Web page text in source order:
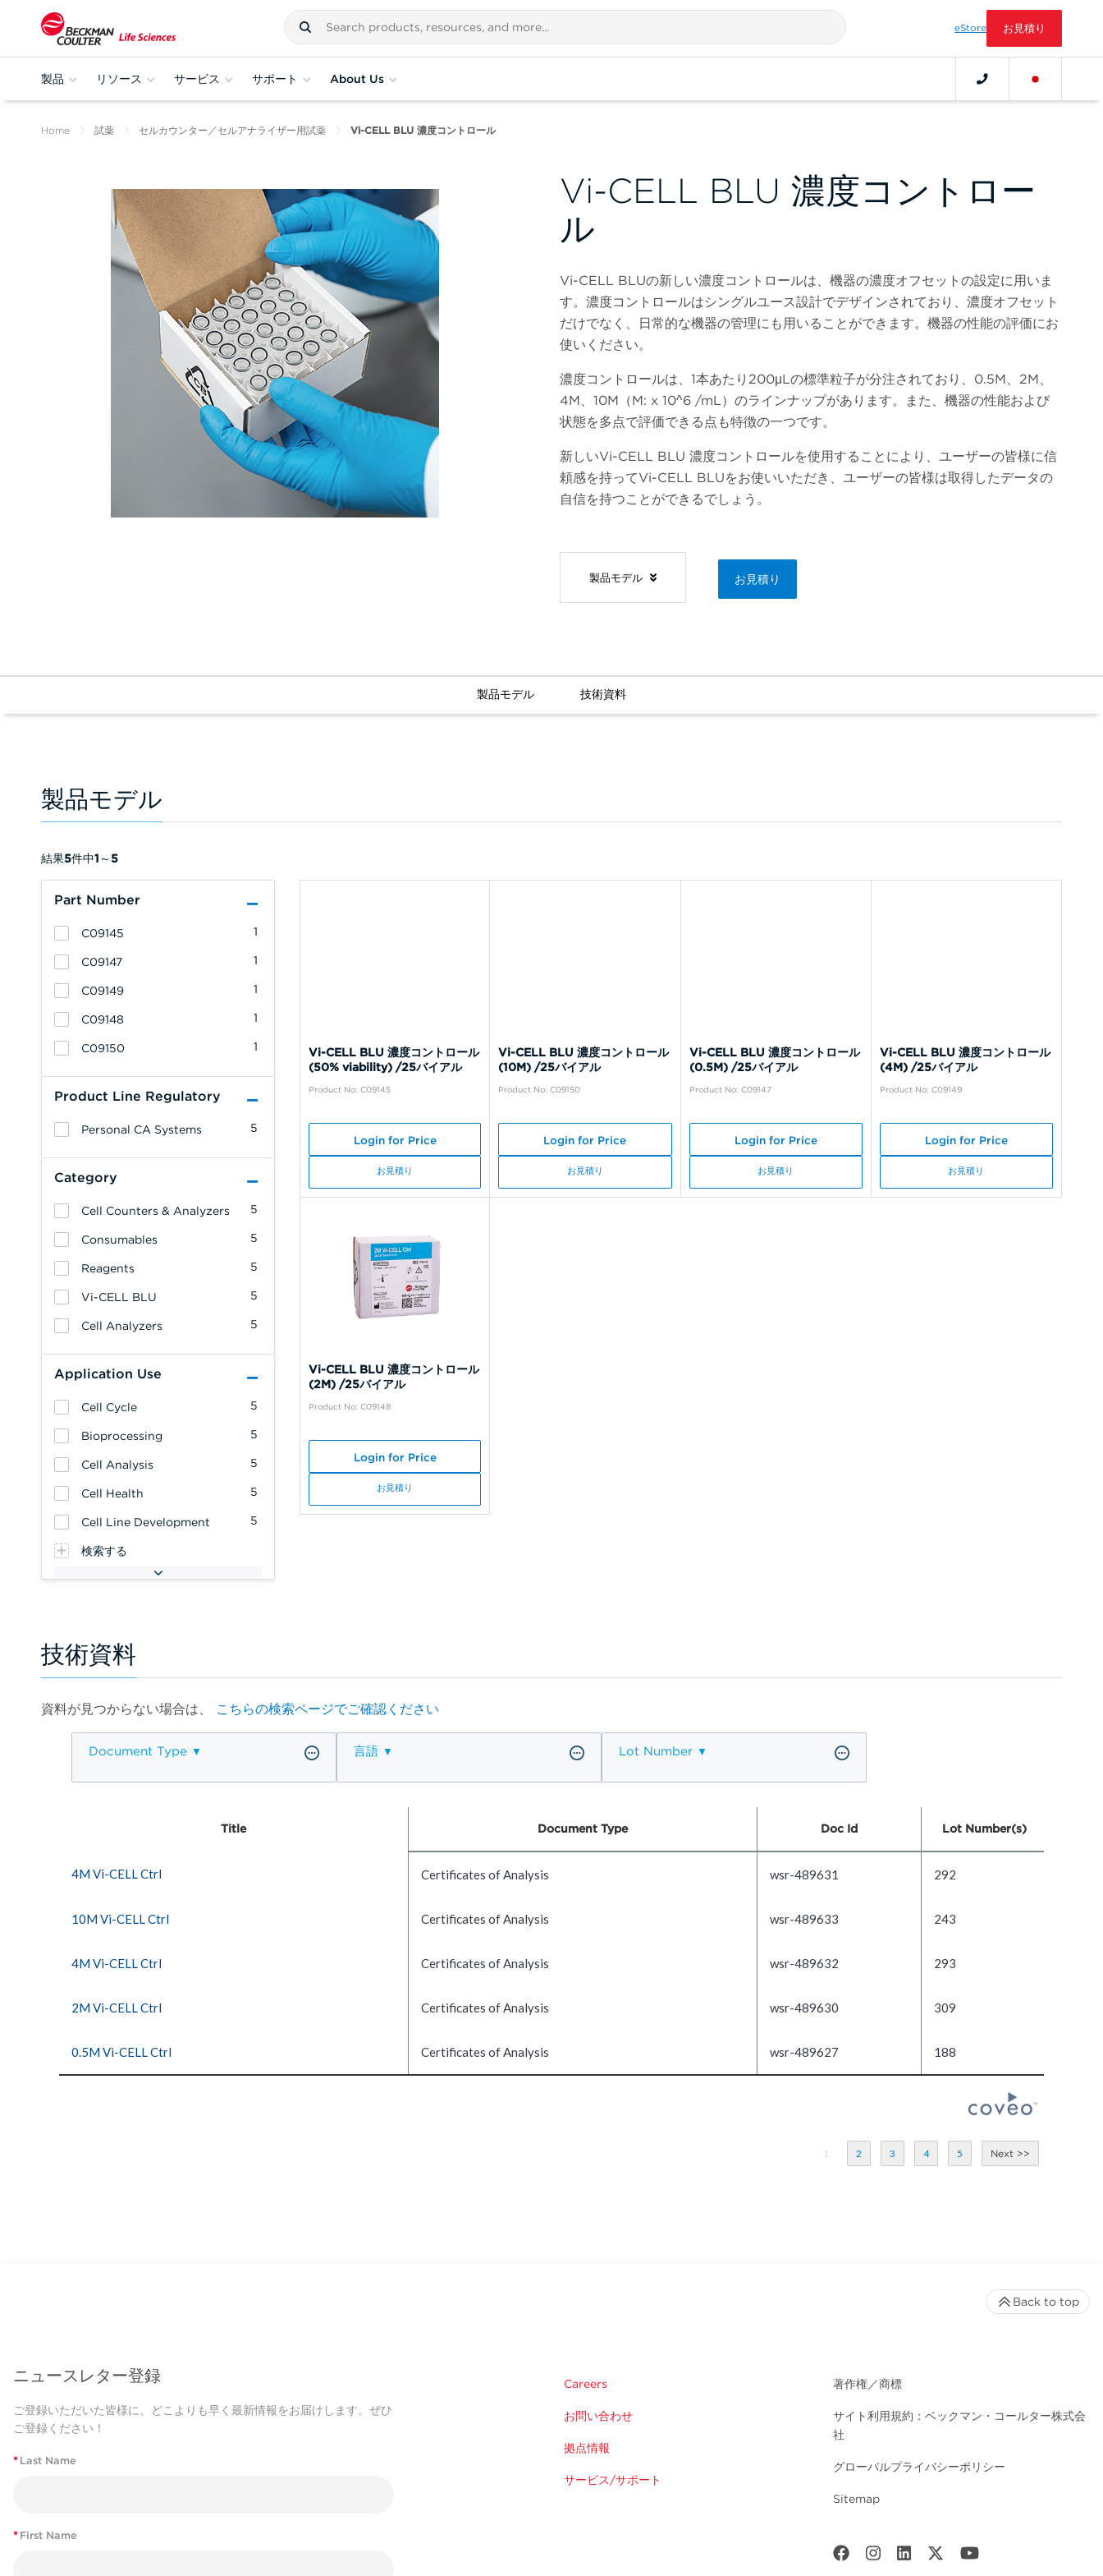
eStore お見積り
製品 リソース サービス サポート About Us
Home 試薬 セルカウンター／セルアナライザー用試薬 Vi-CELL BLU 濃度コントロール
Vi-CELL BLU 濃度コントロー
ル
Vi-CELL BLUの新しい濃度コントロールは、機器の濃度オフセットの設定に用いま
す。濃度コントロールはシングルユース設計でデザインされており、濃度オフセット
だけでなく、日常的な機器の管理にも用いることができます。機器の性能の評価にお
使いください。
濃度コントロールは、1本あたり200μLの標準粒子が分注されており、0.5M、2M、
4M、10M（M: x 10^6 /mL）のラインナップがあります。また、機器の性能および
状態を多点で評価できる点も特徴の一つです。
新しいVi-CELL BLU 濃度コントロールを使用することにより、ユーザーの皆様に信
頼感を持ってVi-CELL BLUをお使いいただき、ユーザーの皆様は取得したデータの
自信を持つことができるでしょう。
製品モデル お見積り
製品モデル 技術資料
製品モデル
Part Number
1
C09145
1
C09147
1
C09149
1
C09148
1
C09150
Product Line Regulatory
5
Personal CA Systems
Category
5
Cell Counters & Analyzers
5
Consumables
5
Reagents
5
Vi-CELL BLU
5
Cell Analyzers
Application Use
5
Cell Cycle
5
Bioprocessing
5
Cell Analysis
5
Cell Health
5
Cell Line Development
検索する
結果5件中1 ～5
Vi-CELL BLU 濃度コントロール
(50% viability) /25バイアル
Product No: C09145
Login for Price
お見積り
Vi-CELL BLU 濃度コントロール
(10M) /25バイアル
Product No: C09150
Login for Price
お見積り
Vi-CELL BLU 濃度コントロール
(0.5M) /25バイアル
Product No: C09147
Login for Price
お見積り
Vi-CELL BLU 濃度コントロール
(4M) /25バイアル
Product No: C09149
Login for Price
お見積り
Vi-CELL BLU 濃度コントロール
(2M) /25バイアル
Product No: C09148
Login for Price
お見積り
技術資料
資料が見つからない場合は、 こちらの検索ページでご確認ください
Document Type 言語 Lot Number
Title Document Type Doc Id Lot Number(s)
4M Vi-CELL Ctrl Certificates of Analysis wsr-489631 292
10M Vi-CELL Ctrl Certificates of Analysis wsr-489633 243
4M Vi-CELL Ctrl Certificates of Analysis wsr-489632 293
2M Vi-CELL Ctrl Certificates of Analysis wsr-489630 309
0.5M Vi-CELL Ctrl Certificates of Analysis wsr-489627 188
1 2 3 4 5
ニュースレター登録
ご登録いただいた皆様に、どこよりも早く最新情報をお届けします。ぜひ
ご登録ください！
* Last Name
* First Name
Careers
お問い合わせ
拠点情報
サービス/サポート
著作権／商標
サイト利用規約：ベックマン・コールター株式会
社
グローバルプライバシーポリシー
Sitemap
Back to top